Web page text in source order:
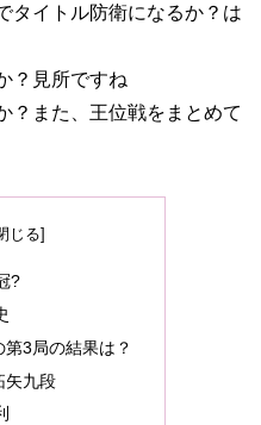
タイトル防衛になるか？は
？見所ですね
？また、王位戦をまとめて
?
3局の結果は？
矢九段